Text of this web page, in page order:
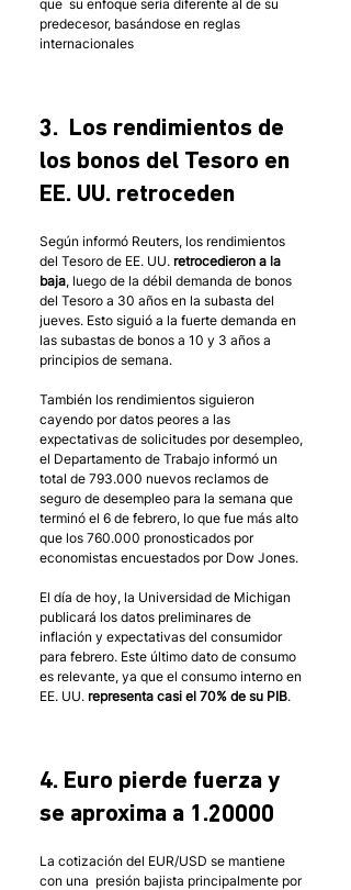
que  su enfoque sería diferente al de su
predecesor, basándose en reglas
internacionales
3.  Los rendimientos de
los bonos del Tesoro en
EE. UU. retroceden
Según informó Reuters, los rendimientos
del Tesoro de EE. UU. retrocedieron a la
baja, luego de la débil demanda de bonos
del Tesoro a 30 años en la subasta del
jueves. Esto siguió a la fuerte demanda en
las subastas de bonos a 10 y 3 años a
principios de semana.
También los rendimientos siguieron
cayendo por datos peores a las
expectativas de solicitudes por desempleo,
el Departamento de Trabajo informó un
total de 793.000 nuevos reclamos de
seguro de desempleo para la semana que
terminó el 6 de febrero, lo que fue más alto
que los 760.000 pronosticados por
economistas encuestados por Dow Jones.
El día de hoy, la Universidad de Michigan
publicará los datos preliminares de
inflación y expectativas del consumidor
para febrero. Este último dato de consumo
es relevante, ya que el consumo interno en
EE. UU. representa casi el 70% de su PIB.
4. Euro pierde fuerza y
se aproxima a 1.20000
La cotización del EUR/USD se mantiene
con una  presión bajista principalmente por